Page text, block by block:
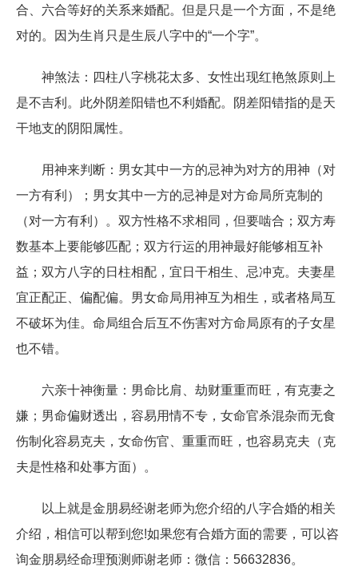
合、六合等好的关系来婚配。但是只是一个方面，不是绝
对的。因为生肖只是生辰八字中的“一个字”。
神煞法：四柱八字桃花太多、女性出现红艳煞原则上
是不吉利。此外阴差阳错也不利婚配。阴差阳错指的是天
干地支的阴阳属性。
用神来判断：男女其中一方的忌神为对方的用神（对
一方有利）；男女其中一方的忌神是对方命局所克制的
（对一方有利）。双方性格不求相同，但要啮合；双方寿
数基本上要能够匹配；双方行运的用神最好能够相互补
益；双方八字的日柱相配，宜日干相生、忌冲克。夫妻星
宜正配正、偏配偏。男女命局用神互为相生，或者格局互
不破坏为佳。命局组合后互不伤害对方命局原有的子女星
也不错。
六亲十神衡量：男命比肩、劫财重重而旺，有克妻之
嫌；男命偏财透出，容易用情不专，女命官杀混杂而无食
伤制化容易克夫，女命伤官、重重而旺，也容易克夫（克
夫是性格和处事方面）。
以上就是金朋易经谢老师为您介绍的八字合婚的相关
介绍，相信可以帮到您!如果您有合婚方面的需要，可以咨
询金朋易经命理预测师谢老师：微信：56632836。